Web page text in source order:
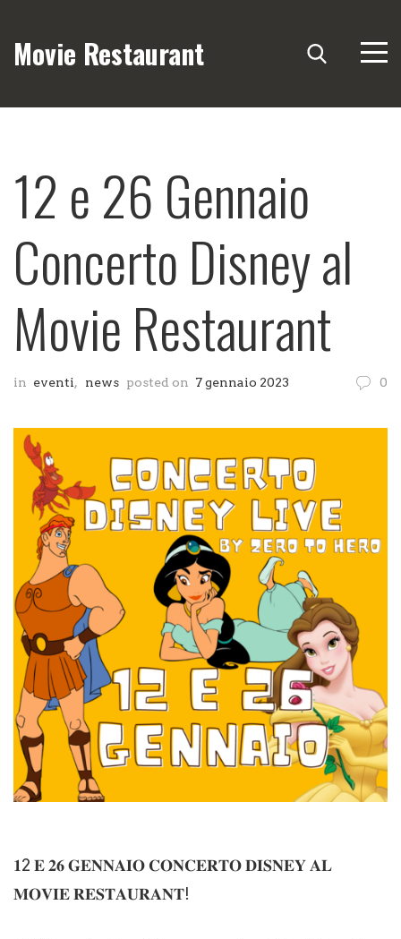
Movie Restaurant
12 e 26 Gennaio
Concerto Disney al
Movie Restaurant
in eventi, news posted on 7 gennaio 2023 0
𝟏2 𝐄 𝟐𝟔 𝐆𝐄𝐍𝐍𝐀𝐈𝐎 𝐂𝐎𝐍𝐂𝐄𝐑𝐓𝐎 𝐃𝐈𝐒𝐍𝐄𝐘 𝐀𝐋
𝐌𝐎𝐕𝐈𝐄 𝐑𝐄𝐒𝐓𝐀𝐔𝐑𝐀𝐍𝐓!